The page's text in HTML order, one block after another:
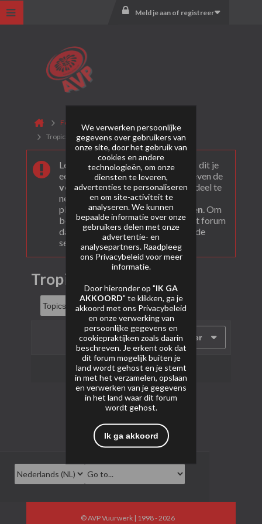
Meld je aan of registreer
Forum
Cakes & Flowerbeds
Tropic Pro
Leuk dat je ons gevonden hebt! Als dit je
eerste bezoek is bekijk dan eerst even de
veel gestelde vragen. Om actief deel te
nemen en ook berichten te kunnen
plaatsen moet je je eerstregisteren. Om
berichten te bekijken, selecteer het forum
dat je wil bezoeken uit onderstaande
selectie.
Tropic Pro
Filter
Geen onderwerpen gevonden.
© AVP Vuurwerk | 1998 - 2026
We verwerken persoonlijke
gegevens over gebruikers van
onze site, door het gebruik van
cookies en andere
technologieën, om onze
diensten te leveren,
advertenties te personaliseren
en om site-activiteit te
analyseren. We kunnen
bepaalde informatie over onze
gebruikers delen met onze
advertentie- en
analysepartners. Raadpleeg
ons Privacybeleid voor meer
informatie.
Door hieronder op "IK GA
AKKOORD" te klikken, ga je
akkoord met ons Privacybeleid
en onze verwerking van
persoonlijke gegevens en
cookiepraktijken zoals daarin
beschreven. Je erkent ook dat
dit forum mogelijk buiten je
land wordt gehost en je stemt
in met het verzamelen, opslaan
en verwerken van je gegevens
in het land waar dit forum
wordt gehost.
Ik ga akkoord